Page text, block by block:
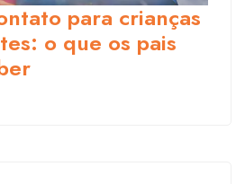
para crianças
o que os pais